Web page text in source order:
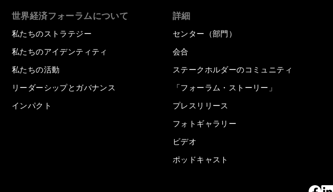
世界経済フォーラムについて
私たちのストラテジー
私たちのアイデンティティ
私たちの活動
リーダーシップとガバナンス
インパクト
詳細
センター（部門）
会合
ステークホルダーのコミュニティ
「フォーラム・ストーリー」
プレスリリース
フォトギャラリー
ビデオ
ポッドキャスト